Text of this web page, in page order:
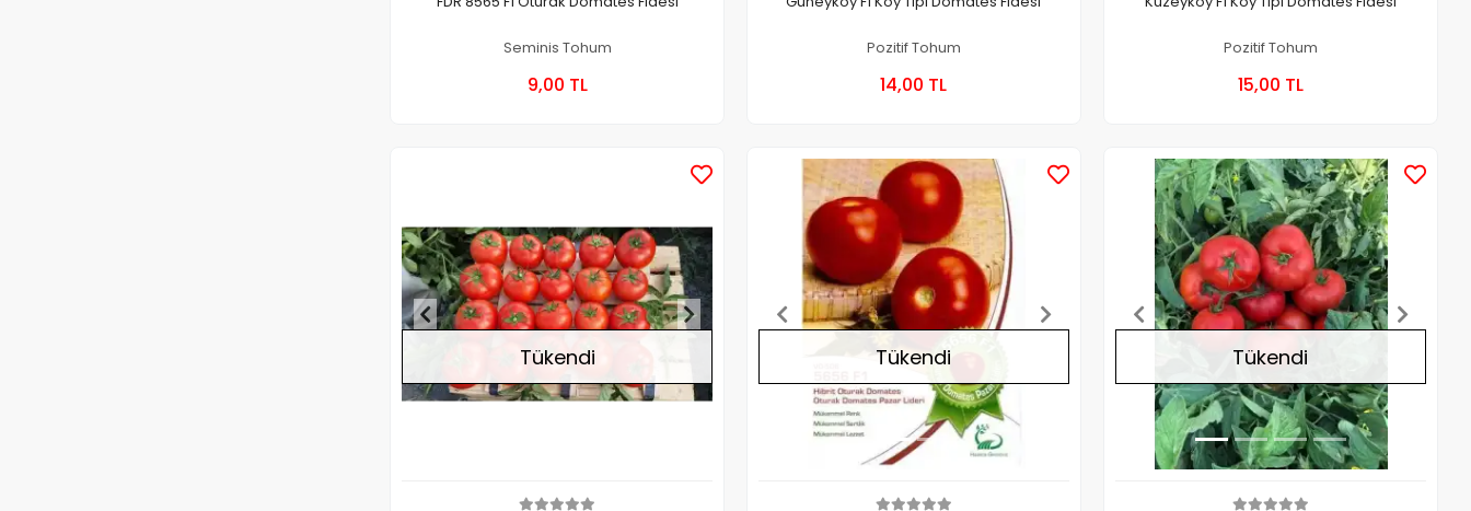
Seminis Tohum
9,00 TL
Pozitif Tohum
14,00 TL
Pozitif Tohum
15,00 TL
Stokta Yok
Tükendi
Stokta Yok
Tükendi
Stokta Yok
Tükendi